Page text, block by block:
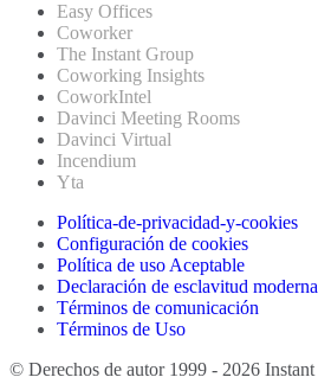
Easy Offices
Coworker
The Instant Group
Coworking Insights
CoworkIntel
Davinci Meeting Rooms
Davinci Virtual
Incendium
Yta
Política-de-privacidad-y-cookies
Configuración de cookies
Política de uso Aceptable
Declaración de esclavitud moderna
Términos de comunicación
Términos de Uso
© Derechos de autor 1999 - 2026 Instant